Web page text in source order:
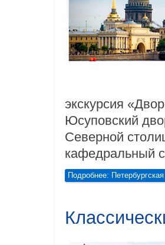
экскурсия
Юсуповский
Северной
кафедральный
Подробнее: